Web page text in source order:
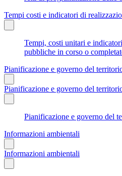
Tempi costi e indicatori di
Tempi, costi unitari e
pubbliche in corso o
Pianificazione e governo del
Pianificazione e governo del
Pianificazione e governo del
Informazioni ambientali
Informazioni ambientali